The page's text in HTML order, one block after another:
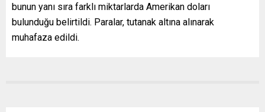
bunun yanı sıra farklı miktarlarda Amerikan doları
bulunduğu belirtildi. Paralar, tutanak altına alınarak
muhafaza edildi.